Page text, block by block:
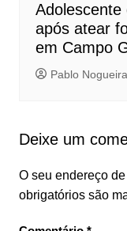
Adolescente
após atear
em Campo
Pablo Nogueira
Deixe um
O seu endereço
obrigatórios são